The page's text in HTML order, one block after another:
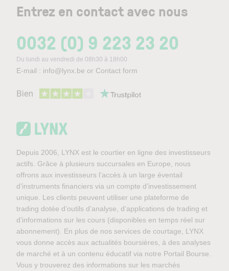
Entrez en contact avec nous
0032 (0) 9 223 23 20
Du lundi au vendredi de 08h30 à 18h00
E-mail : info@lynx.be or Contact form
Depuis 2006, LYNX est le courtier en ligne des investisseurs
actifs. Grâce à plusieurs succursales en Europe, nous
offrons aux investisseurs l’accès à un large éventail
d’instruments financiers via un compte d’investissement
unique. Les clients peuvent utiliser une plateforme de
trading dotée d’outils d’analyse, d’applications de trading et
d’informations sur les cours (disponibles en temps réel sur
abonnement). En plus de nos services de courtage, LYNX
vous donne accès aux actualités boursières, à des analyses
de marché et à un contenu éducatif via notre Portail Bourse.
Vous y trouverez des informations sur les marchés